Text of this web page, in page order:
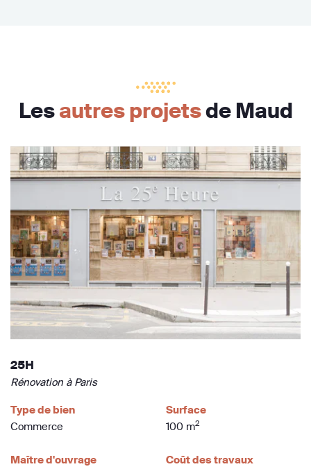
Lesautres projetsde Maud
25H
Rénovation à Paris
Type de bien
Commerce
Surface
100 m2
Maître d'ouvrage
Coût des travaux